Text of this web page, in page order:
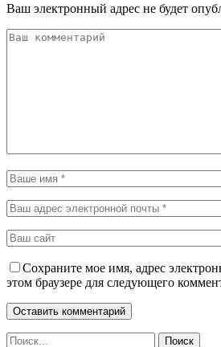
Ваш электронный адрес не будет
Сохраните мое имя, адрес
этом браузере для следующего